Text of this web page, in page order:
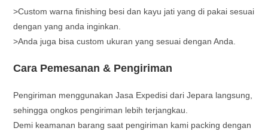
>Custom warna finishing besi dan kayu jati yang di pakai sesuai
dengan yang anda inginkan.
>Anda juga bisa custom ukuran yang sesuai dengan Anda.
Cara Pemesanan & Pengiriman
Pengiriman menggunakan Jasa Expedisi dari Jepara langsung,
sehingga ongkos pengiriman lebih terjangkau.
Demi keamanan barang saat pengiriman kami packing dengan